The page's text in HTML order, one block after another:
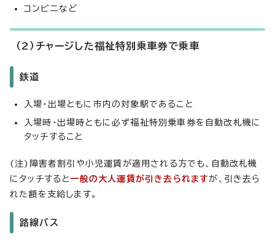
コンビニなど
（2）チャージした福祉特別乗車券で乗車
鉄道
入場・出場ともに市内の対象駅であること
入場時・出場時ともに必ず福祉特別乗車券を自動改札機に
タッチすること
(注)障害者割引や小児運賃が適用される方でも、自動改札機
にタッチすると一般の大人運賃が引き去られます が、引き去ら
れた額を支給します。
路線バス